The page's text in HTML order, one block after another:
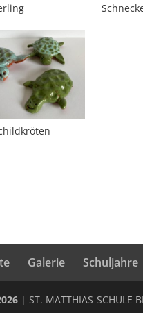
Galerie Schuljahre
| ST. MATTHIAS-SCHULE